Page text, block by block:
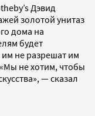
Дэвид
золотой унитаз
дома на
будет
им не разрешат им
не хотим, чтобы
— сказал